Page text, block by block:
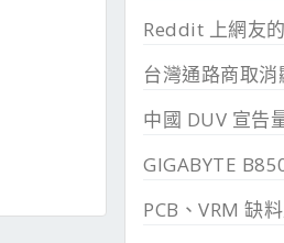
Reddit 上網友